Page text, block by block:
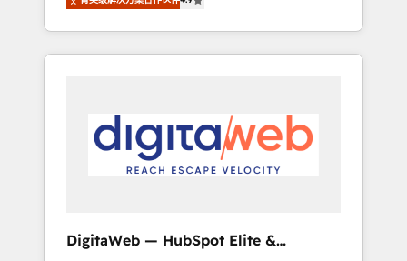
industries. With 150+ HubSpot-certified
experts, we deliver scalable solutions to
complex GTM and RevOps challenges. Our
smooth setup tailored to your GTM motion.
🔹 Migrations: Move from other CRMs to
HubSpot without data loss or downtime. 🔹
stack for better adoption. 🔹 Custom
DigitaWeb — HubSpot Elite &